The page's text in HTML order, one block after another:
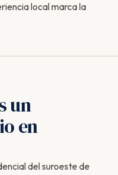
local marca la
un
en
del suroeste de